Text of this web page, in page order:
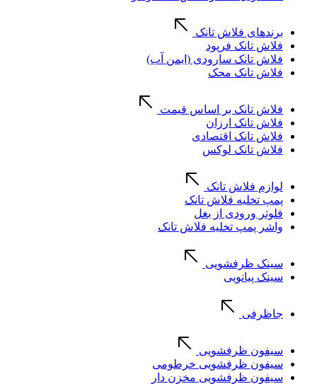
برندهای فلاش تانک
فلاش تانک فرپود
فلاش تانک سارودی (ایمن آب)
فلاش تانک محک
فلاش تانک بر اساس قیمت
فلاش تانک ارزان
فلاش تانک اقتصادی
فلاش تانک لوکس
لوازم فلاش تانک
پمپ تخلیه فلاش تانک
فلوتر ورودی از بغل
واشر پمپ تخلیه فلاش تانک
سینک ظرفشویی
سینک پیانویی
جاظرفی
سیفون ظرفشویی
سیفون ظرفشویی خرطومی
سیفون ظرفشویی مخزن دار